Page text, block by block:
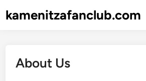
tokamenitzafanclub.com
About Us